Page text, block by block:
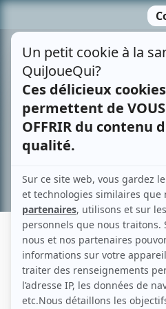
contenu
LAUREL PAETZ
Liens
Fiche de Laurel Paetz sur Showbizz.net